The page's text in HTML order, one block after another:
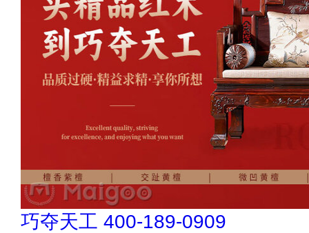
如鱼得水高端窗帘 4008-2614-88